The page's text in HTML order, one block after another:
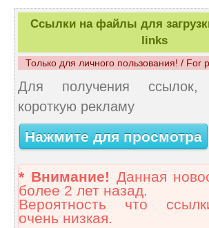
Ссылки на файлы для
links
Только для личного пользования! / For
Для получения ссылок,
короткую рекламу
Нажмите для просмотра
* Внимание! Данная
более 2 лет назад.
Вероятность что
очень низкая.